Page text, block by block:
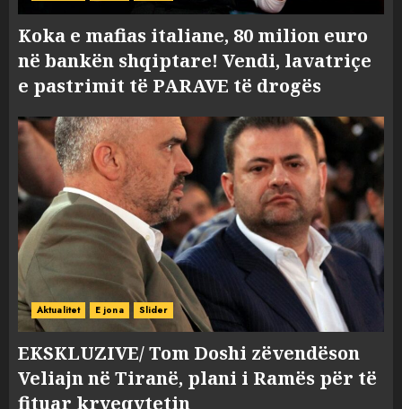
Koka e mafias italiane, 80 milion euro
në bankën shqiptare! Vendi, lavatriçe
e pastrimit të PARAVE të drogës
Aktualitet E jona Slider
EKSKLUZIVE/ Tom Doshi zëvendëson
Veliajn në Tiranë, plani i Ramës për të
fituar kryeqytetin